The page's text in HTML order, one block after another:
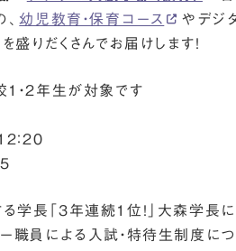
幼児教育・保育コース
やデジ
りだくさんでお届けします！
1・2年生が対象です
：20
学長「3年連続1位！」大森学長
職員による入試・特待生制度に